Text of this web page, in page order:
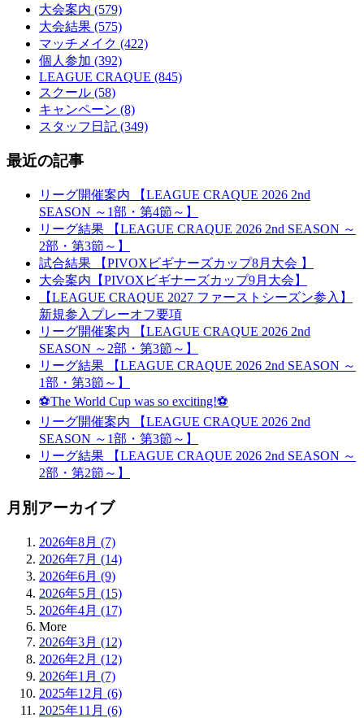
大会案内 (579)
大会結果 (575)
マッチメイク (422)
個人参加 (392)
LEAGUE CRAQUE (845)
スクール (58)
キャンペーン (8)
スタッフ日記 (349)
最近の記事
リーグ開催案内 【LEAGUE CRAQUE 2026 2nd
SEASON ～1部・第4節～】
リーグ結果 【LEAGUE CRAQUE 2026 2nd SEASON ～
2部・第3節～】
試合結果 【PIVOXビギナーズカップ8月大会 】
大会案内【PIVOXビギナーズカップ9月大会】
【LEAGUE CRAQUE 2027 ファーストシーズン参入】
新規参入プレーオフ要項
リーグ開催案内 【LEAGUE CRAQUE 2026 2nd
SEASON ～2部・第3節～】
リーグ結果 【LEAGUE CRAQUE 2026 2nd SEASON ～
1部・第3節～】
⚽The World Cup was so exciting!⚽
リーグ開催案内 【LEAGUE CRAQUE 2026 2nd
SEASON ～1部・第3節～】
リーグ結果 【LEAGUE CRAQUE 2026 2nd SEASON ～
2部・第2節～】
月別アーカイブ
2026年8月 (7)
2026年7月 (14)
2026年6月 (9)
2026年5月 (15)
2026年4月 (17)
More
2026年3月 (12)
2026年2月 (12)
2026年1月 (7)
2025年12月 (6)
2025年11月 (6)